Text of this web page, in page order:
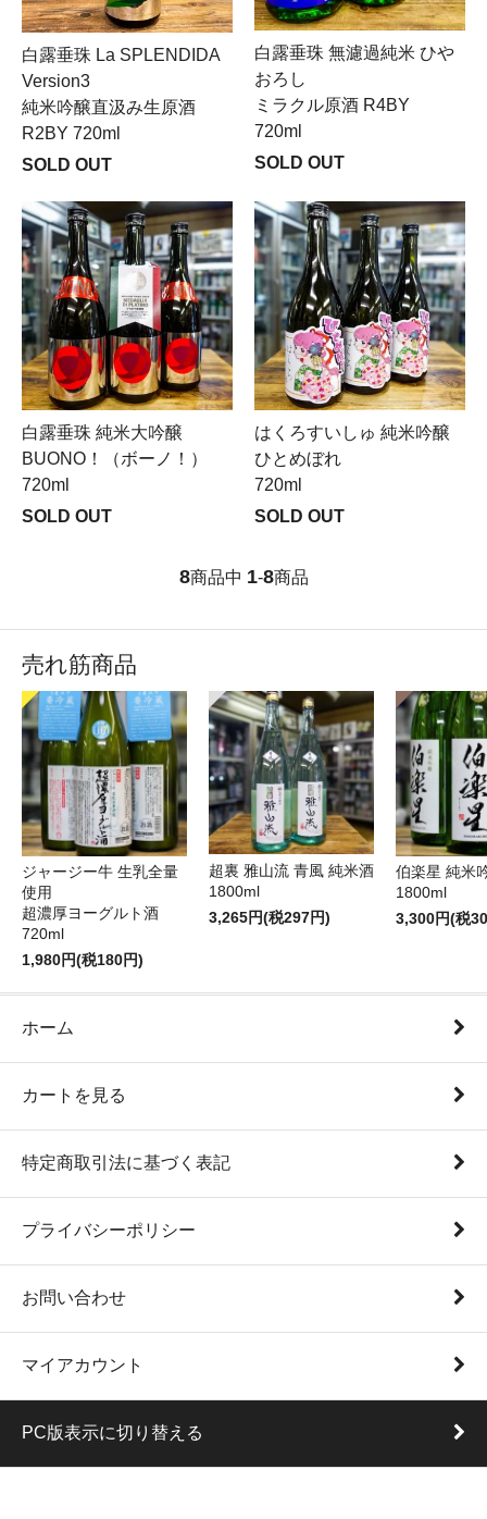
白露垂珠 La SPLENDIDA
Version3
純米吟醸直汲み生原酒
R2BY 720ml
SOLD OUT
白露垂珠 無濾過純米 ひや
おろし
ミラクル原酒 R4BY
720ml
SOLD OUT
白露垂珠 純米大吟醸
BUONO！（ボーノ！）
720ml
SOLD OUT
はくろすいしゅ 純米吟醸
ひとめぼれ
720ml
SOLD OUT
8商品中 1-8商品
売れ筋商品
ジャージー牛 生乳全量
使用
超濃厚ヨーグルト酒
720ml
1,980円(税180円)
超裏 雅山流 青風 純米酒
1800ml
3,265円(税297円)
伯楽星 純米
1800ml
3,300円(税
ホーム
カートを見る
特定商取引法に基づく表記
プライバシーポリシー
お問い合わせ
マイアカウント
PC版表示に切り替える